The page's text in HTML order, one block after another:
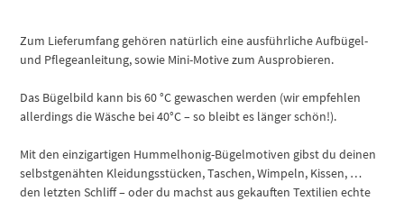
Zum Lieferumfang gehören natürlich eine ausführliche Aufbügel-
und Pflegeanleitung, sowie Mini-Motive zum Ausprobieren.
Das Bügelbild kann bis 60 °C gewaschen werden (wir empfehlen
allerdings die Wäsche bei 40°C – so bleibt es länger schön!).
Mit den einzigartigen Hummelhonig-Bügelmotiven gibst du deinen
selbstgenähten Kleidungsstücken, Taschen, Wimpeln, Kissen, …
den letzten Schliff – oder du machst aus gekauften Textilien echte